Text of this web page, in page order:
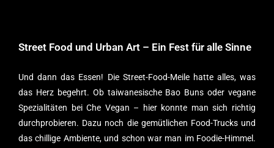
Street Food und Urban Art – Ein Fest für alle Sinne
Und dann das Essen! Die Street-Food-Meile hatte alles, was
das Herz begehrt. Ob taiwanesische Bao Buns oder vegane
Spezialitäten bei Che Vegan – hier konnte man sich richtig
durchprobieren. Dazu noch die gemütlichen Food-Trucks und
das chillige Ambiente, und schon war man im Foodie-Himmel.